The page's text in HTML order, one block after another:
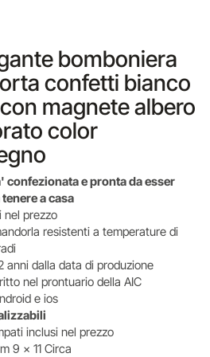
bomboniera
confetti bianco
magnete albero
color
confezionata e pronta da esser
a casa
nel prezzo
resistenti a temperature di
dalla data di produzione
nel prontuario della AIC
e ios
inclusi nel prezzo
9 x 11 Circa